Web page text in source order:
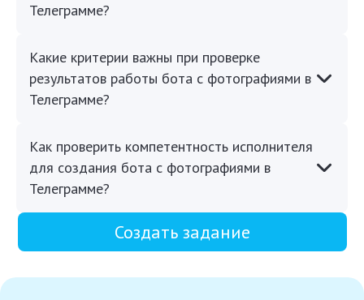
Телеграмме?
Какие критерии важны при проверке
результатов работы бота с фотографиями в
Телеграмме?
Как проверить компетентность исполнителя
для создания бота с фотографиями в
Телеграмме?
Создать задание